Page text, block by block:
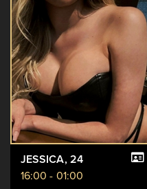
JESSICA, 24
16:00 - 01:00